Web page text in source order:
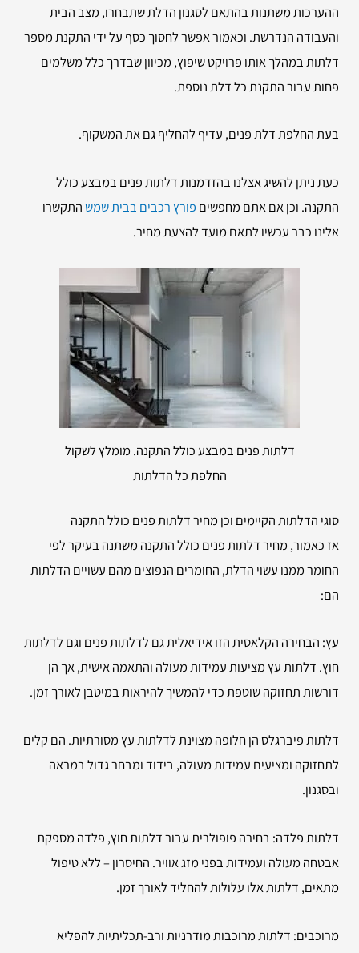
ההערכות משתנות בהתאם לסגנון הדלת שתבחרו, מצב הבית
והעבודה הנדרשת. וכאמור אפשר לחסוך כסף על ידי התקנת מספר
דלתות במהלך אותו פרויקט שיפוץ, מכיוון שבדרך כלל משלמים
פחות עבור התקנת כל דלת נוספת.
בעת החלפת דלת פנים, עדיף להחליף גם את המשקוף.
כעת ניתן להשיג אצלנו בהזדמנות דלתות פנים במבצע כולל
התקנה. וכן אם אתם מחפשים פורץ רכבים בבית שמשהתקשרו
אלינו כבר עכשיו לתאם מועד להצעת מחיר.
דלתות פנים במבצע כולל התקנה. מומלץ לשקול
החלפת כל הדלתות
סוגי הדלתות הקיימים וכן מחיר דלתות פנים כולל התקנה
אז כאמור, מחיר דלתות פנים כולל התקנה משתנה בעיקר לפי
החומר ממנו עשוי הדלת, החומרים הנפוצים מהם עשויים הדלתות
הם:
עץ: הבחירה הקלאסית הזו אידיאלית גם לדלתות פנים וגם לדלתות
חוץ. דלתות עץ מציעות עמידות מעולה והתאמה אישית, אך הן
דורשות תחזוקה שוטפת כדי להמשיך להיראות במיטבן לאורך זמן.
דלתות פיברגלס הן חלופה מצוינת לדלתות עץ מסורתיות. הם קלים
לתחזוקה ומציעים עמידות מעולה, בידוד ומבחר גדול במראה
ובסגנון.
דלתות פלדה: בחירה פופולרית עבור דלתות חוץ, פלדה מספקת
אבטחה מעולה ועמידות בפני מזג אוויר. החיסרון – ללא טיפול
מתאים, דלתות אלו עלולות להחליד לאורך זמן.
מרוכבים: דלתות מרוכבות מודרניות ורב-תכליתיות להפליא